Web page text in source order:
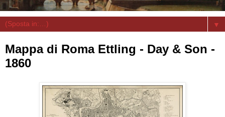
▼
Mappa di Roma Ettling - Day & Son -
1860